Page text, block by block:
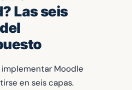
Las seis
Moodle
en seis capas.